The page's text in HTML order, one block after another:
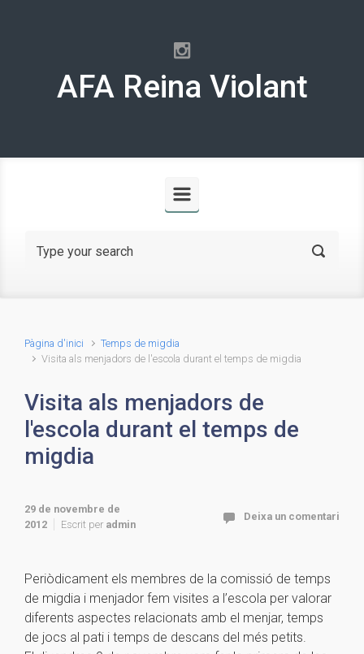
AFA Reina Violant
Pàgina d'inici
Temps de migdia
Visita als menjadors de l'escola durant el temps de migdia
Visita als menjadors de
l'escola durant el temps de
migdia
29 de novembre de
2012
Escrit per admin
Deixa un comentari
Periòdicament els membres de la comissió de temps
de migdia i menjador fem visites a l’escola per valorar
diferents aspectes relacionats amb el menjar, temps
de jocs al pati i temps de descans del més petits.